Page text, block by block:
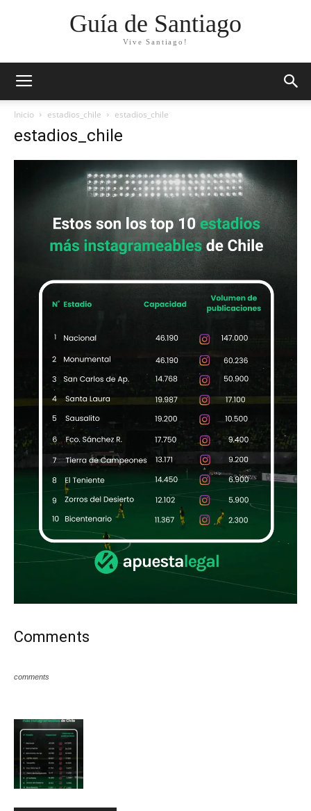
Guía de Santiago
Vive Santiago!
Inicio estadios_chile estadios_chile
estadios_chile
Comments
comments